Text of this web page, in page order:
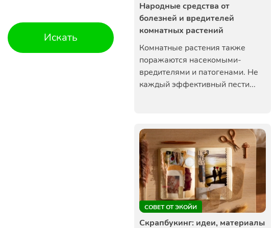
Искать
Народные средства от
болезней и вредителей
комнатных растений
Комнатные растения также
поражаются насекомыми-
вредителями и патогенами. Не
каждый эффективный пести...
СОВЕТ ОТ ЭКОЙИ
Скрапбукинг: идеи, материалы